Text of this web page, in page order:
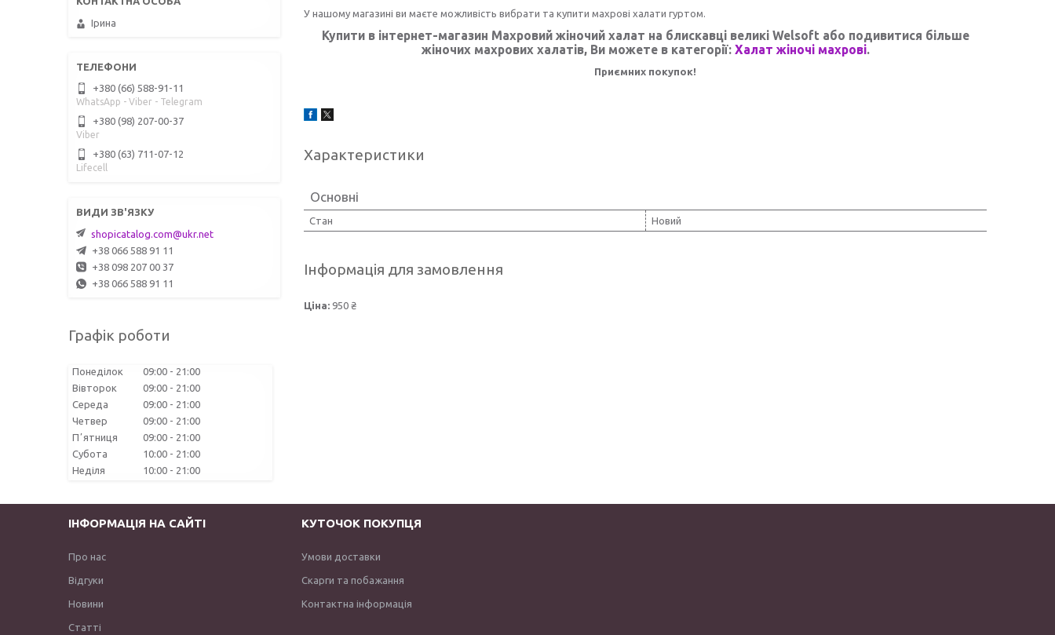
У нашому магазині ви маєте можливість вибрати та купити махрові халати гуртом.
Купити в інтернет-магазин Махровий жіночий халат на блискавці великі Welsoft або подивитися більше
жіночих махрових халатів, Ви можете в категорії: Халат жіночі махрові.
Приємних покупок!
Характеристики
Основні
Стан Новий
Інформація для замовлення
Ціна: 950 ₴
Ірина
+380 (66) 588-91-11
WhatsApp - Viber - Telegram
+380 (98) 207-00-37
Viber
+380 (63) 711-07-12
Lifecell
shopicatalog.com@ukr.net
+38 066 588 91 11
+38 098 207 00 37
+38 066 588 91 11
Графік роботи
Понеділок 09:00
21:00
Вівторок
09:00
21:00
Середа
09:00
21:00
Четвер
09:00
21:00
Пʼятниця
09:00
21:00
Субота
10:00
21:00
Неділя
10:00 21:00
ІНФОРМАЦІЯ НА САЙТІ
Про нас
Відгуки
Новини
Статті
КУТОЧОК ПОКУПЦЯ
Умови доставки
Скарги та побажання
Контактна інформація